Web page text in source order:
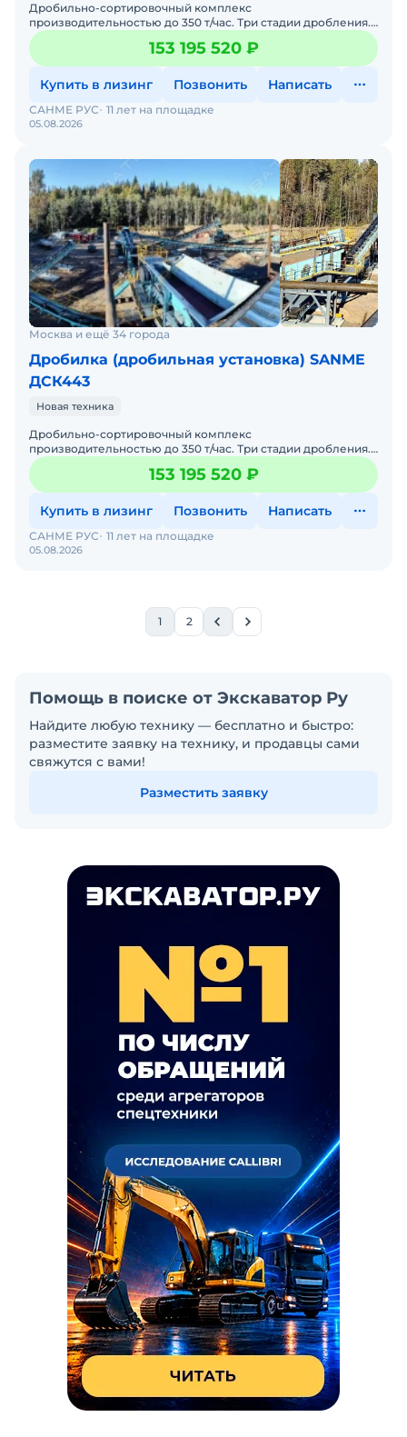
Дробильно-сортировочный комплекс
производительностью до 350 т/час. Три стадии дробления.
Для получения всех необходимых фракций , включая узкие
фракции кубовидн
153 195 520 ₽
Купить в лизинг Позвонить Написать
05.08.2026
САНМЕ РУС 11 лет на площадке
Москва и ещё 34 города
Дробилка (дробильная установка) SANME
ДСК443
Новая техника
Дробильно-сортировочный комплекс
производительностью до 350 т/час. Три стадии дробления.
Для получения всех необходимых фракций , включая узкие
фракции кубовидн
153 195 520 ₽
Купить в лизинг Позвонить Написать
05.08.2026
САНМЕ РУС 11 лет на площадке
1 2
Помощь в поиске от Экскаватор Ру
Найдите любую технику — бесплатно и быстро:
разместите заявку на технику, и продавцы сами
свяжутся с вами!
Разместить заявку